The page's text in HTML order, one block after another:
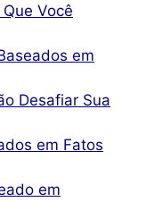
Você
em
Desafiar Sua
em Fatos
em